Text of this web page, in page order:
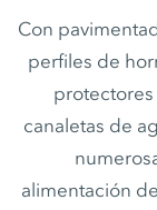
Con
perfiles de
canaletas de
alimentación